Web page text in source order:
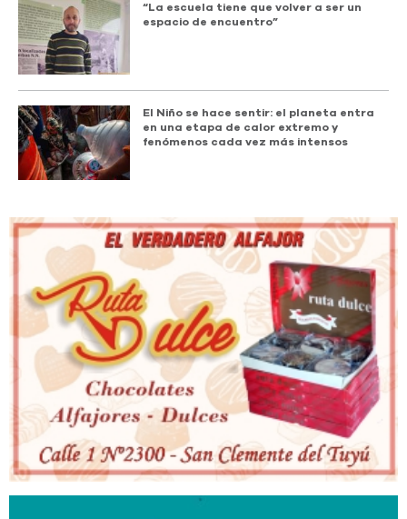
“La escuela tiene que volver a ser un
espacio de encuentro”
El Niño se hace sentir: el planeta entra
en una etapa de calor extremo y
fenómenos cada vez más intensos